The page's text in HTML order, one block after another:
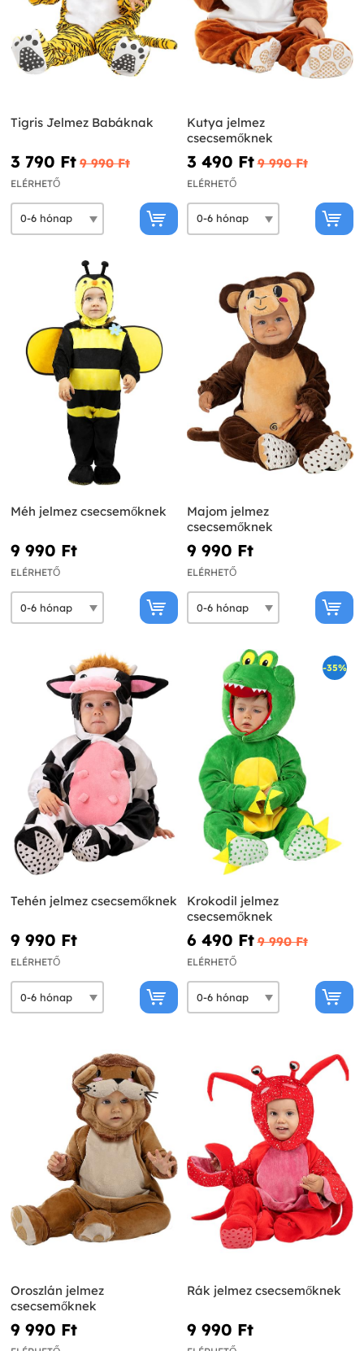
Tigris Jelmez Babáknak
3 790 Ft‎ 9 990 Ft‎
ELÉRHETŐ
Kutya jelmez
csecsemőknek
3 490 Ft‎ 9 990 Ft‎
ELÉRHETŐ
Méh jelmez csecsemőknek
9 990 Ft‎
ELÉRHETŐ
Majom jelmez
csecsemőknek
9 990 Ft‎
ELÉRHETŐ
Tehén jelmez csecsemőknek
9 990 Ft‎
ELÉRHETŐ
-35%
Krokodil jelmez
csecsemőknek
6 490 Ft‎ 9 990 Ft‎
ELÉRHETŐ
Oroszlán jelmez
csecsemőknek
9 990 Ft‎
Rák jelmez csecsemőknek
9 990 Ft‎